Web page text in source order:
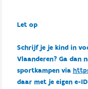
Let op
Schrijf je je kind in
Vlaanderen? Ga dan
sportkampen via
daar met je eigen e-